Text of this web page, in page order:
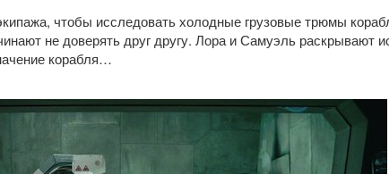
чтобы исследовать холодные грузовые трюмы
не доверять друг другу. Лора и Самуэль раскрывают
корабля…